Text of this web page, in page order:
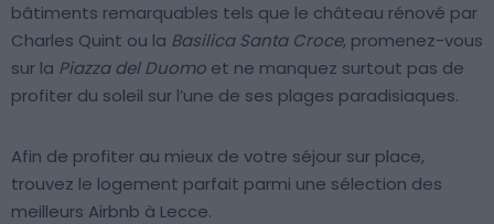
bâtiments remarquables tels que le château rénové par
Charles Quint ou la Basilica Santa Croce, promenez-vous
sur la Piazza del Duomo et ne manquez surtout pas de
profiter du soleil sur l’une de ses plages paradisiaques.
Afin de profiter au mieux de votre séjour sur place,
trouvez le logement parfait parmi une sélection des
meilleurs Airbnb à Lecce.